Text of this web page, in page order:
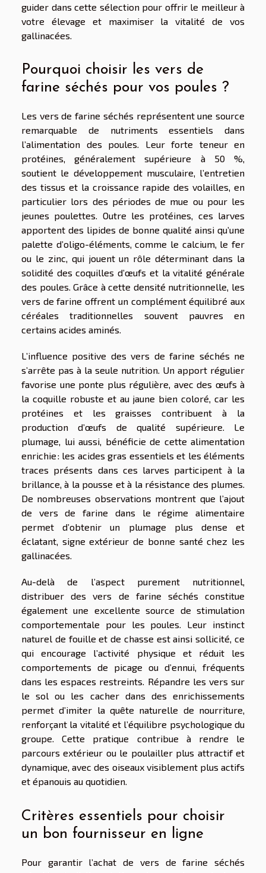
guider dans cette sélection pour offrir le meilleur à
votre élevage et maximiser la vitalité de vos
gallinacées.
Pourquoi choisir les vers de
farine séchés pour vos poules ?
Les vers de farine séchés représentent une source
remarquable de nutriments essentiels dans
l’alimentation des poules. Leur forte teneur en
protéines, généralement supérieure à 50 %,
soutient le développement musculaire, l’entretien
des tissus et la croissance rapide des volailles, en
particulier lors des périodes de mue ou pour les
jeunes poulettes. Outre les protéines, ces larves
apportent des lipides de bonne qualité ainsi qu’une
palette d’oligo-éléments, comme le calcium, le fer
ou le zinc, qui jouent un rôle déterminant dans la
solidité des coquilles d’œufs et la vitalité générale
des poules. Grâce à cette densité nutritionnelle, les
vers de farine offrent un complément équilibré aux
céréales traditionnelles souvent pauvres en
certains acides aminés.
L’influence positive des vers de farine séchés ne
s’arrête pas à la seule nutrition. Un apport régulier
favorise une ponte plus régulière, avec des œufs à
la coquille robuste et au jaune bien coloré, car les
protéines et les graisses contribuent à la
production d’œufs de qualité supérieure. Le
plumage, lui aussi, bénéficie de cette alimentation
enrichie : les acides gras essentiels et les éléments
traces présents dans ces larves participent à la
brillance, à la pousse et à la résistance des plumes.
De nombreuses observations montrent que l’ajout
de vers de farine dans le régime alimentaire
permet d’obtenir un plumage plus dense et
éclatant, signe extérieur de bonne santé chez les
gallinacées.
Au-delà de l’aspect purement nutritionnel,
distribuer des vers de farine séchés constitue
également une excellente source de stimulation
comportementale pour les poules. Leur instinct
naturel de fouille et de chasse est ainsi sollicité, ce
qui encourage l’activité physique et réduit les
comportements de picage ou d’ennui, fréquents
dans les espaces restreints. Répandre les vers sur
le sol ou les cacher dans des enrichissements
permet d’imiter la quête naturelle de nourriture,
renforçant la vitalité et l’équilibre psychologique du
groupe. Cette pratique contribue à rendre le
parcours extérieur ou le poulailler plus attractif et
dynamique, avec des oiseaux visiblement plus actifs
et épanouis au quotidien.
Critères essentiels pour choisir
un bon fournisseur en ligne
Pour garantir l’achat de vers de farine séchés